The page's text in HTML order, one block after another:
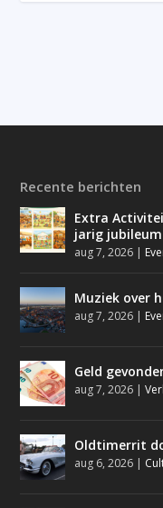
Recente berichten
Extra
jarig jubileum
aug 7, 2026 |
Muziek over
aug 7, 2026 |
Geld
aug 7, 2026 |
Oldtimerrit
aug 6, 2026 |